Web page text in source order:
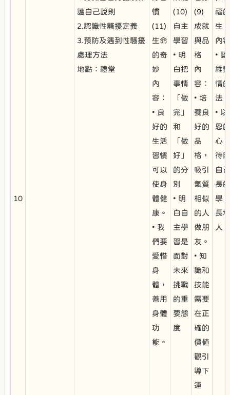
10
護自己說則
2.認識性騷擾定義
3.預防及遇到性騷擾
處理方法
地點：禮堂
慣
(11)
生命
的奇
妙
內
容：
• 良
好的
生活
習慣
可以
使身
體健
康。
• 我
們要
愛惜
身
體，
善用
身體
功
能。
(10)
自主
學習
• 明
白把
事情
「做
完」
和
「做
好」
的分
別
• 明
白自
主學
習是
面對
未來
挑戰
的重
要態
度
(9)
成就
與品
格
內
容：
• 培
養良
好的
品
格，
吸引
氣質
相似
的人
做朋
友。
• 知
識和
技能
需要
在正
確的
價值
觀引
導下
運
福
生
內
• 認
維
情
法
• 以
恩的
心
待
自
長
學
長
人